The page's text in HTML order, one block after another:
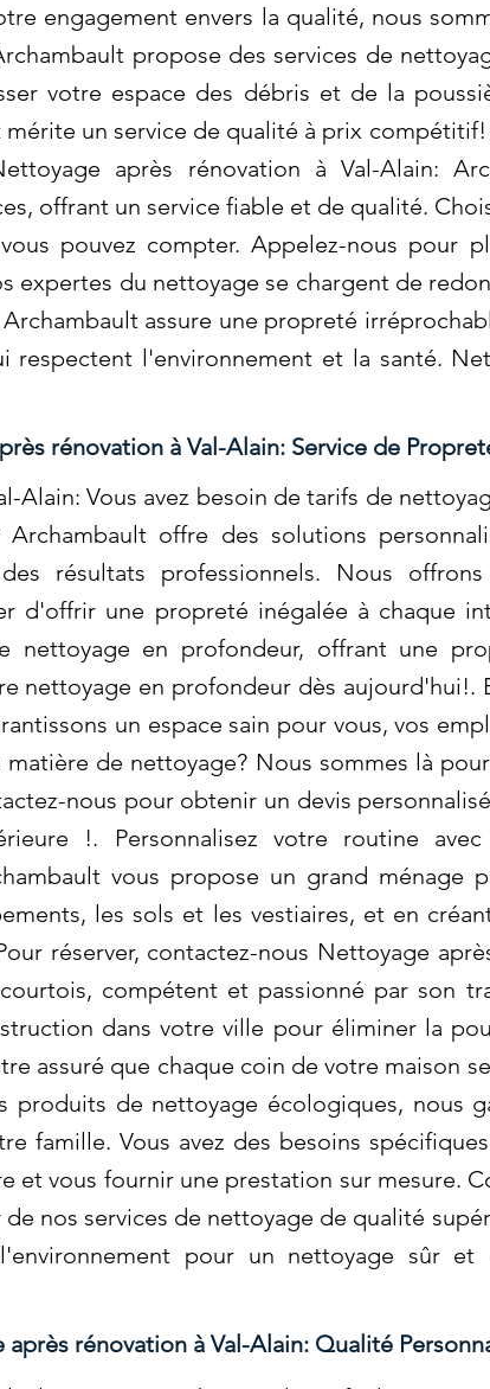
engagement envers la qualité, nous
propose des services de
votre espace des débris et de la
un service de qualité à prix
après rénovation à Val-Alain:
offrant un service fiable et de qualité.
pouvez compter. Appelez-nous pour
expertes du nettoyage se chargent de
assure une propreté
respectent l'environnement et la santé.
rénovation à Val-Alain: Service de
Alain: Vous avez besoin de tarifs de
offre des solutions
résultats professionnels. Nous
d'offrir une propreté inégalée à chaque
nettoyage en profondeur, offrant une
nettoyage en profondeur dès aujourd'hui!.
un espace sain pour vous, vos
matière de nettoyage? Nous sommes là
nous pour obtenir un devis
!. Personnalisez votre routine
vous propose un grand ménage
les sols et les vestiaires, et en
réserver, contactez-nous Nettoyage
compétent et passionné par son
dans votre ville pour éliminer la
assuré que chaque coin de votre maison
produits de nettoyage écologiques, nous
famille. Vous avez des besoins
et vous fournir une prestation sur mesure.
nos services de nettoyage de qualité
pour un nettoyage sûr et
après rénovation à Val-Alain: Qualité